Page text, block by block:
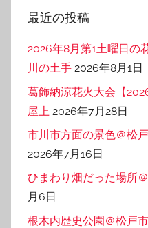
リ
最近の投稿
2026年8月第1土曜日の
川の土手 2026年8月1日
葛飾納涼花火大会【
屋上 2026年7月28日
市川市方面の景色＠松
2026年7月16日
ひまわり畑だった場所
月6日
根木内歴史公園＠松戸